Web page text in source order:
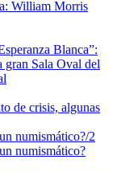
William Morris
Blanca”:
gran Sala Oval del
de crisis, algunas
numismático?/2
numismático?